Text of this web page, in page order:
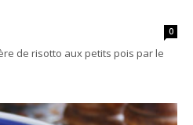
0
de risotto aux petits pois par le